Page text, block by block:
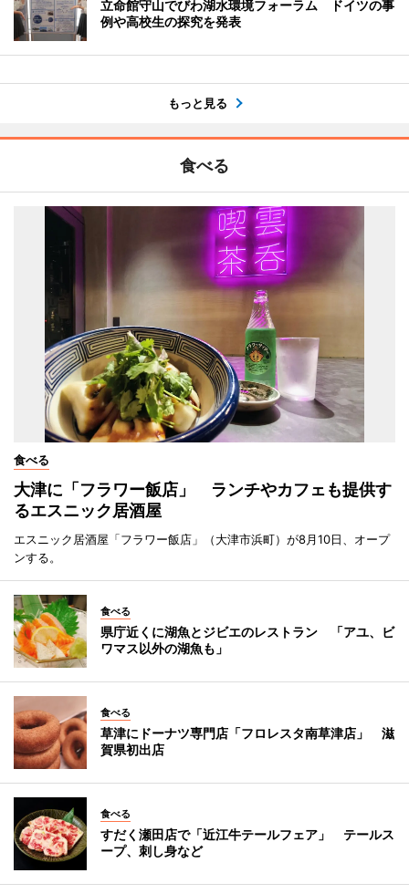
立命館守山でびわ湖水環境フォーラム ドイツの事
例や高校生の探究を発表
もっと見る
食べる
食べる
大津に「フラワー飯店」 ランチやカフェも提供す
るエスニック居酒屋
エスニック居酒屋「フラワー飯店」（大津市浜町）が8月10日、オープ
ンする。
食べる
県庁近くに湖魚とジビエのレストラン 「アユ、ビ
ワマス以外の湖魚も」
食べる
草津にドーナツ専門店「フロレスタ南草津店」 滋
賀県初出店
食べる
すだく瀬田店で「近江牛テールフェア」 テールス
ープ、刺し身など